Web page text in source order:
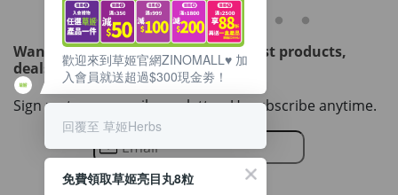
Want to get updated on all our latest products,
deals, events, and promotions?
Sign up to our email newsletter. Unsubscribe anytime.
歡迎來到草姬官網ZINOMALL♥️ 加
入會員就送超過$300現金劵！
回覆至 草姬Herbs
免費領取草姬亮目丸8粒